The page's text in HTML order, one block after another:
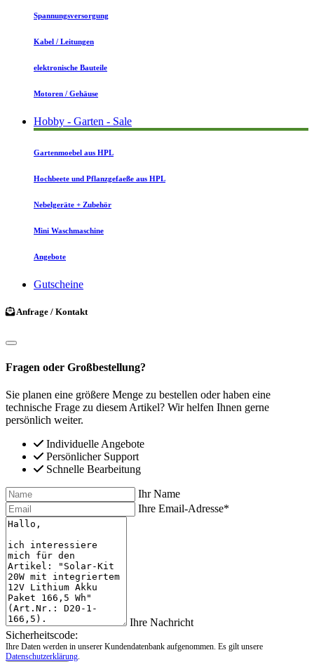
Spannungsversorgung
Kabel / Leitungen
elektronische Bauteile
Motoren / Gehäuse
Hobby - Garten - Sale
Gartenmoebel aus HPL
Hochbeete und Pflanzgefaeße aus HPL
Nebelgeräte + Zubehör
Mini Waschmaschine
Angebote
Gutscheine
Anfrage / Kontakt
Fragen oder Großbestellung?
Sie planen eine größere Menge zu bestellen oder haben eine
technische Frage zu diesem Artikel? Wir helfen Ihnen gerne
persönlich weiter.
Individuelle Angebote
Persönlicher Support
Schnelle Bearbeitung
Ihr Name
Ihre Email-Adresse*
Ihre Nachricht
Sicherheitscode:
Ihre Daten werden in unserer Kundendatenbank aufgenommen. Es gilt unsere
Datenschutzerklärung.